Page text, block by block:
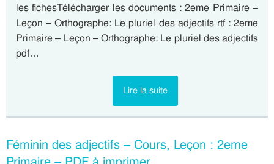
les fichesTélécharger les documents : 2eme Primaire –
Leçon – Orthographe: Le pluriel des adjectifs rtf : 2eme
Primaire – Leçon – Orthographe: Le pluriel des adjectifs
pdf…
Lire la suite
Féminin des adjectifs – Cours, Leçon : 2eme